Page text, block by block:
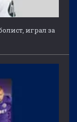
играл за